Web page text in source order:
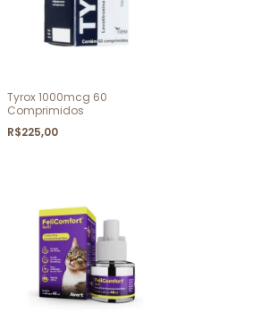
Tyrox 1000mcg 60
Comprimidos
R$225,00